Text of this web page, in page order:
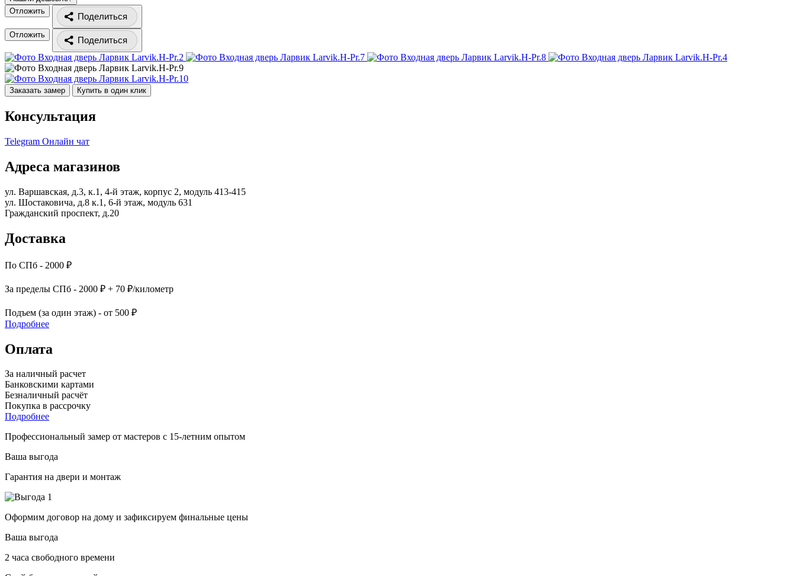
Отложить
Поделиться
Отложить
Поделиться
Заказать замер Купить в один клик
Консультация
Telegram Онлайн чат
Адреса магазинов
ул. Варшавская, д.3, к.1, 4-й этаж, корпус 2, модуль 413-415
ул. Шостаковича, д.8 к.1, 6-й этаж, модуль 631
Гражданский проспект, д.20
Доставка
По СПб - 2000 ₽
За пределы СПб - 2000 ₽ + 70 ₽/километр
Подъем (за один этаж) - от 500 ₽
Подробнее
Оплата
За наличный расчет
Банковскими картами
Безналичный расчёт
Покупка в рассрочку
Подробнее
Профессиональный замер от мастеров с 15-летним опытом
Ваша выгода
Гарантия на двери и монтаж
Оформим договор на дому и зафиксируем финальные цены
Ваша выгода
2 часа свободного времени